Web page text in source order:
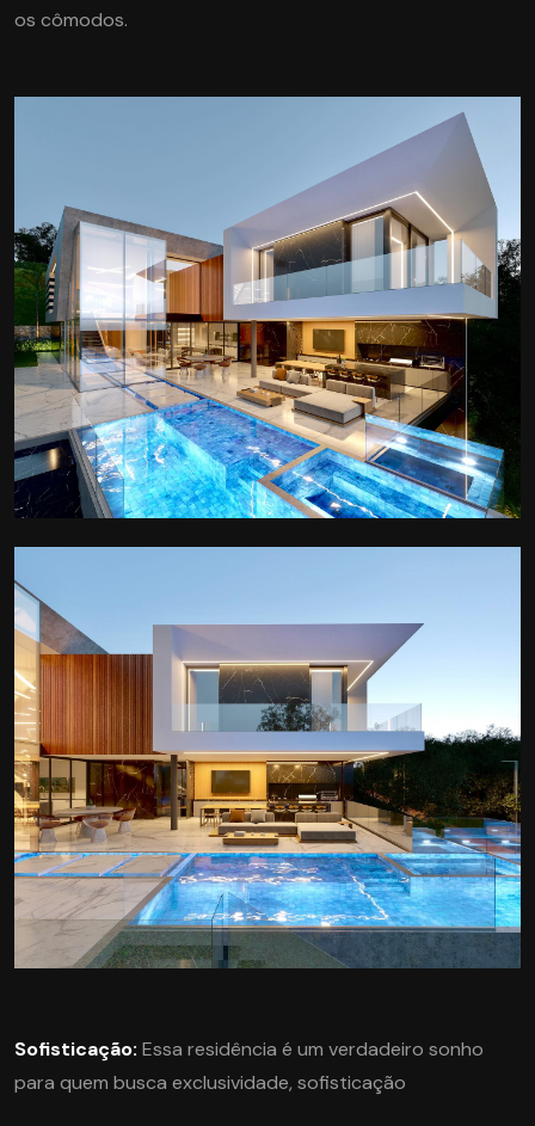
os cômodos.
Sofisticação: Essa residência é um verdadeiro sonho
para quem busca exclusividade, sofisticação